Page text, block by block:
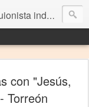
independiente
con "Jesús,
Torreón